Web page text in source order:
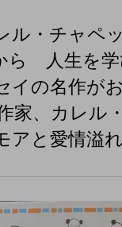
ル・チャ
ら 人生
イの名作が
家、カレル
アと愛情溢